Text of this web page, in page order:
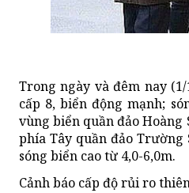
Trong ngày và đêm nay
cấp 8, biển động mạnh;
vùng biển quần đảo
phía Tây quần đảo Trường
sóng biển cao từ 4,0-6,0m.
Cảnh báo cấp độ rủi ro